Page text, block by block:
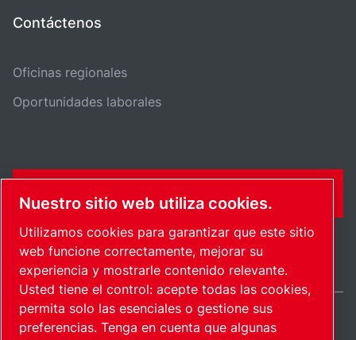
Contáctenos
Oficinas regionales
Oportunidades laborales
CONTÁCTENME
Mexico / ES
Nuestro sitio web utiliza cookies.
Utilizamos cookies para garantizar que este sitio
web funcione correctamente, mejorar su
experiencia y mostrarle contenido relevante.
Usted tiene el control: acepte todas las cookies,
permita solo las esenciales o gestione sus
preferencias. Tenga en cuenta que algunas